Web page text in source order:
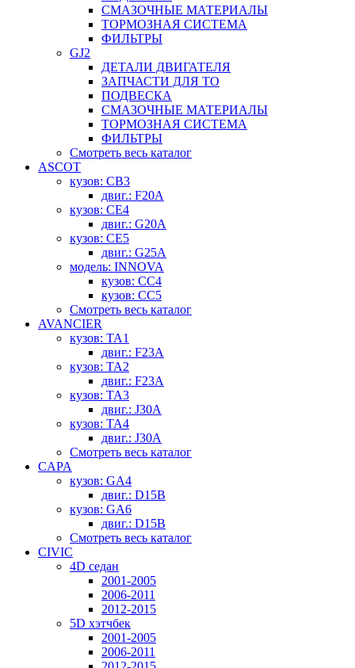
СМАЗОЧНЫЕ МАТЕРИАЛЫ
ТОРМОЗНАЯ СИСТЕМА
ФИЛЬТРЫ
GJ2
ДЕТАЛИ ДВИГАТЕЛЯ
ЗАПЧАСТИ ДЛЯ ТО
ПОДВЕСКА
СМАЗОЧНЫЕ МАТЕРИАЛЫ
ТОРМОЗНАЯ СИСТЕМА
ФИЛЬТРЫ
Смотреть весь каталог
ASCOT
кузов: CB3
двиг.: F20A
кузов: CE4
двиг.: G20A
кузов: CE5
двиг.: G25A
модель: INNOVA
кузов: CC4
кузов: CC5
Смотреть весь каталог
AVANCIER
кузов: TA1
двиг.: F23A
кузов: TA2
двиг.: F23A
кузов: TA3
двиг.: J30A
кузов: TA4
двиг.: J30A
Смотреть весь каталог
CAPA
кузов: GA4
двиг.: D15B
кузов: GA6
двиг.: D15B
Смотреть весь каталог
CIVIC
4D седан
2001-2005
2006-2011
2012-2015
5D хэтчбек
2001-2005
2006-2011